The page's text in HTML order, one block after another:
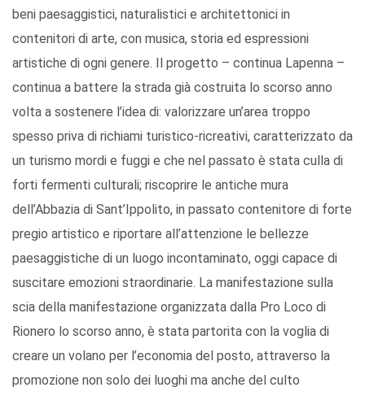
beni paesaggistici, naturalistici e architettonici in
contenitori di arte, con musica, storia ed espressioni
artistiche di ogni genere. Il progetto – continua Lapenna –
continua a battere la strada già costruita lo scorso anno
volta a sostenere l’idea di: valorizzare un’area troppo
spesso priva di richiami turistico-ricreativi, caratterizzato da
un turismo mordi e fuggi e che nel passato è stata culla di
forti fermenti culturali; riscoprire le antiche mura
dell’Abbazia di Sant’Ippolito, in passato contenitore di forte
pregio artistico e riportare all’attenzione le bellezze
paesaggistiche di un luogo incontaminato, oggi capace di
suscitare emozioni straordinarie. La manifestazione sulla
scia della manifestazione organizzata dalla Pro Loco di
Rionero lo scorso anno, è stata partorita con la voglia di
creare un volano per l’economia del posto, attraverso la
promozione non solo dei luoghi ma anche del culto